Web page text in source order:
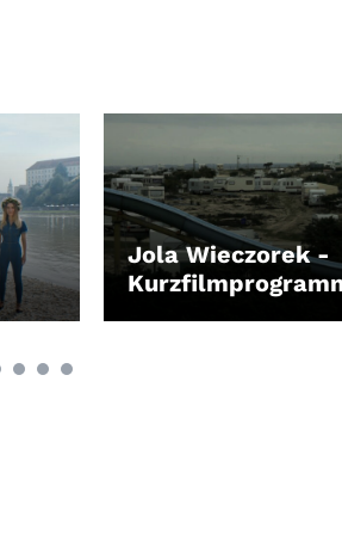
Jola Wieczorek -
LEIHEN